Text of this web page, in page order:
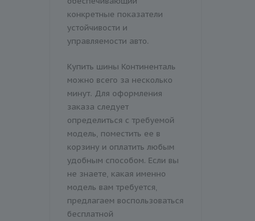
конкретные показатели
устойчивости и
управляемости авто.
Купить шины Континенталь
можно всего за несколько
минут. Для оформления
заказа следует
определиться с требуемой
модель, поместить ее в
корзину и оплатить любым
удобным способом. Если вы
не знаете, какая именно
модель вам требуется,
предлагаем воспользоваться
бесплатной